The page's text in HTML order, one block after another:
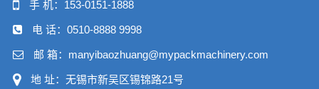
手 机： 153-0151-1888
电 话： 0510-8888 9998
邮 箱：manyibaozhuang@mypackmachinery.com
地 址：无锡市新吴区锡锦路21号